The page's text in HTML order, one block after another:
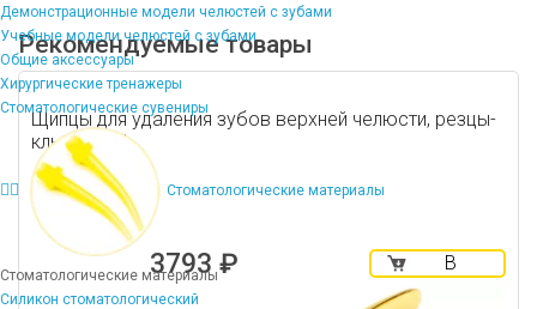
Демонстрационные модели челюстей с зубами
Учебные модели челюстей с зубами
Общие аксессуары
Хирургические тренажеры
Стоматологические сувениры
Стоматологические материалы
Стоматологические материалы
Силикон стоматологический
Рекомендуемые товары
Щипцы для удаления зубов верхней челюсти, резцы-
клыки Gold
3793 ₽
В
корзину